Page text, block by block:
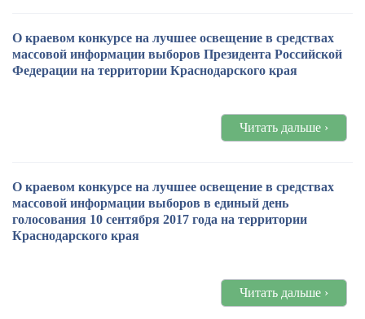
О краевом конкурсе на лучшее освещение в средствах
массовой информации выборов Президента Российской
Федерации на территории Краснодарского края
Читать дальше ›
О краевом конкурсе на лучшее освещение в средствах
массовой информации выборов в единый день
голосования 10 сентября 2017 года на территории
Краснодарского края
Читать дальше ›